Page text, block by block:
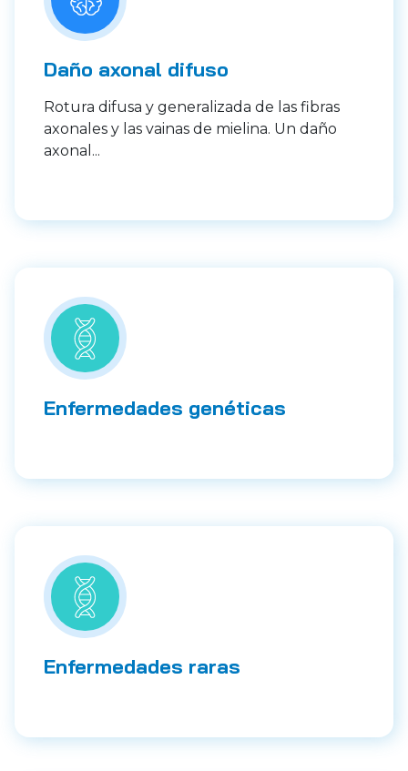
Daño axonal difuso
Rotura difusa y generalizada de las fibras
axonales y las vainas de mielina. Un daño
axonal...
Enfermedades genéticas
Enfermedades raras